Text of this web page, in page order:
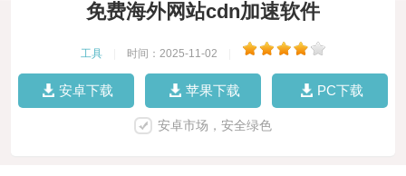
免费海外网站cdn加速软件
工具 时间：2025-11-02
安卓下载 苹果下载 PC下载
安卓市场，安全绿色